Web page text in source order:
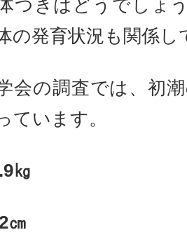
つきはどうでしょ
の発育状況も関係し
会の調査では、初
ています。
㎏
㎝